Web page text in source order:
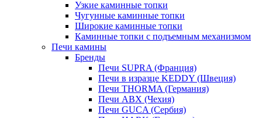
Узкие каминные топки
Чугунные каминные топки
Широкие каминные топки
Каминные топки с подъемным механизмом
Печи камины
Бренды
Печи SUPRA (Франция)
Печи в изразце KEDDY (Швеция)
Печи THORMA (Германия)
Печи ABX (Чехия)
Печи GUCA (Сербия)